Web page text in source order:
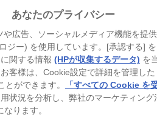
あなたのプライバシー
広告、ソーシャルメディア機能を提
ジー) を使用しています。[承認する]
関する情報 (HPが収集するデータ) を
客様は、Cookie設定で詳細を管理した
とができます。 「すべての Cookie を
状況を分析し、弊社のマーケティン
ります。